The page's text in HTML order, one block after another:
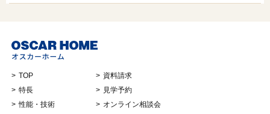
TOP
特長
性能・技術
資料請求
見学予約
オンライン相談会